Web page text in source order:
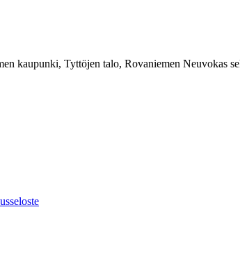
kaupunki, Tyttöjen talo, Rovaniemen Neuvokas